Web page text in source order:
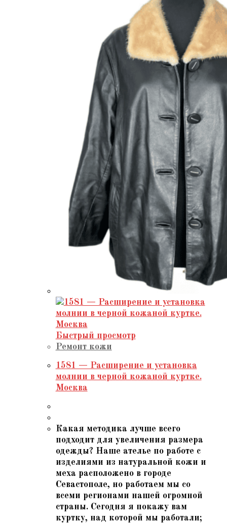
Быстрый просмотр
Ремонт кожи
1581 — Расширение и установка
молнии в черной кожаной куртке.
Москва
Какая методика лучше всего
подходит для увеличения размера
одежды? Наше ателье по работе с
изделиями из натуральной кожи и
меха расположено в городе
Севастополе, но работаем мы со
всеми регионами нашей огромной
страны. Сегодня я покажу вам
куртку, над которой мы работали;